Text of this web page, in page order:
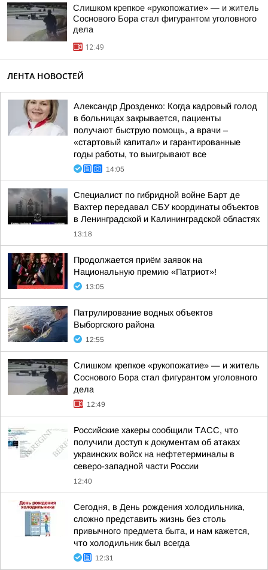
Слишком крепкое «рукопожатие» — и житель
Соснового Бора стал фигурантом уголовного
дела
12:49
ЛЕНТА НОВОСТЕЙ
Александр Дрозденко: Когда кадровый голод
в больницах закрывается, пациенты
получают быструю помощь, а врачи –
«стартовый капитал» и гарантированные
годы работы, то выигрывают все
14:05
Специалист по гибридной войне Барт де
Вахтер передавал СБУ координаты объектов
в Ленинградской и Калининградской областях
13:18
Продолжается приём заявок на
Национальную премию «Патриот»!
13:05
Патрулирование водных объектов
Выборгского района
12:55
Слишком крепкое «рукопожатие» — и житель
Соснового Бора стал фигурантом уголовного
дела
12:49
Российские хакеры сообщили ТАСС, что
получили доступ к документам об атаках
украинских войск на нефтетерминалы в
северо-западной части России
12:40
Сегодня, в День рождения холодильника,
сложно представить жизнь без столь
привычного предмета быта, и нам кажется,
что холодильник был всегда
12:31